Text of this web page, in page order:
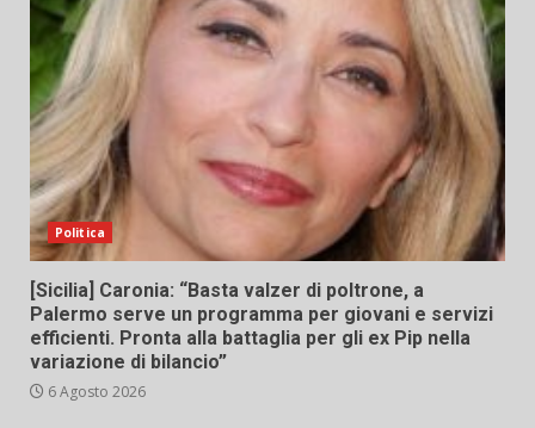
Politica
[Sicilia] Caronia: “Basta valzer di poltrone, a
Palermo serve un programma per giovani e servizi
efficienti. Pronta alla battaglia per gli ex Pip nella
variazione di bilancio”
6 Agosto 2026